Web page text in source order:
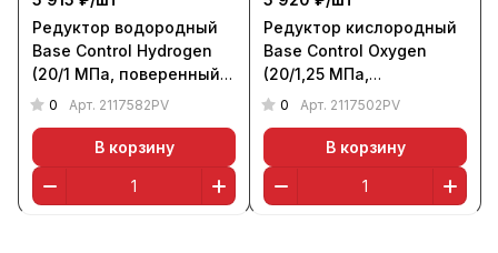
Редуктор водородный
Base Control Hydrogen
(20/1 МПа, поверенный),
KRASS
0 Арт. 2117582PV
В корзину
Редуктор кислородный
Base Control Oxygen
(20/1,25 МПа,
поверенный), KRASS
0 Арт. 2117502PV
В корзину